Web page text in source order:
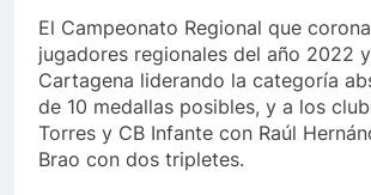
El Campeonato Regional que
jugadores regionales del año 2022
Cartagena liderando la categoría
de 10 medallas posibles, y a los
Torres y CB Infante con Raúl
Brao con dos tripletes.